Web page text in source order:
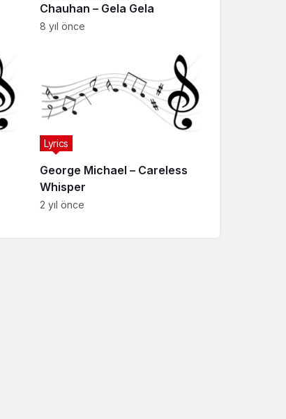
Chauhan – Gela Gela
8 yıl önce
George Michael – Careless
Whisper
Lyrics
2 yıl önce